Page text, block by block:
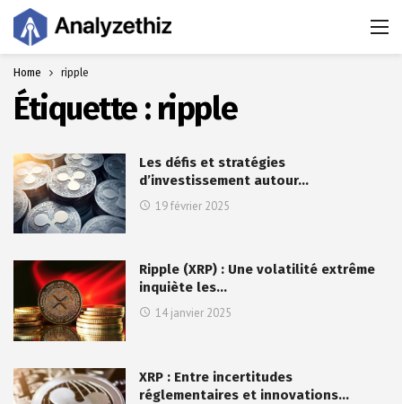
Home ripple
Étiquette : ripple
Les défis et stratégies
d’investissement autour…
19 février 2025
Ripple (XRP) : Une volatilité extrême
inquiète les…
14 janvier 2025
XRP : Entre incertitudes
réglementaires et innovations…